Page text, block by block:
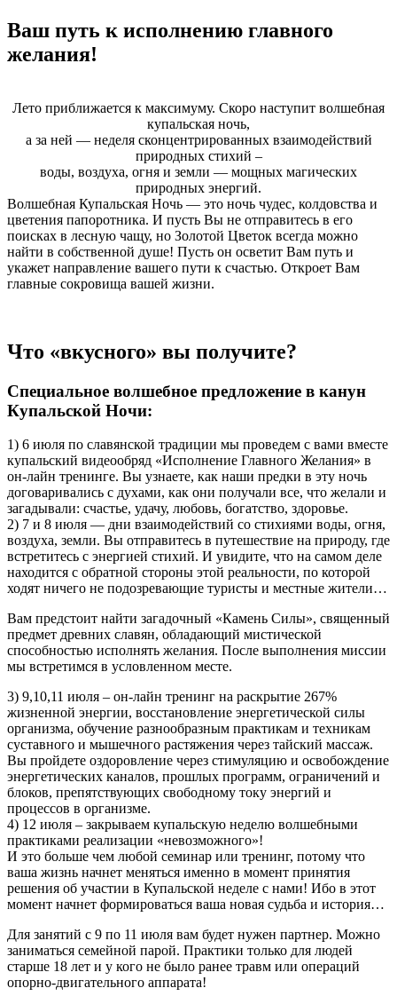
Ваш путь к исполнению главного
желания!
Лето приближается к максимуму. Скоро наступит волшебная
купальская ночь,
а за ней — неделя сконцентрированных взаимодействий
природных стихий –
воды, воздуха, огня и земли — мощных магических
природных энергий.
Волшебная Купальская Ночь — это ночь чудес, колдовства и
цветения папоротника. И пусть Вы не отправитесь в его
поисках в лесную чащу, но Золотой Цветок всегда можно
найти в собственной душе! Пусть он осветит Вам путь и
укажет направление вашего пути к счастью. Откроет Вам
главные сокровища вашей жизни.
Что «вкусного» вы получите?
Специальное волшебное предложение в канун
Купальской Ночи:
1) 6 июля по славянской традиции мы проведем с вами вместе
купальский видеообряд «Исполнение Главного Желания» в
он-лайн тренинге. Вы узнаете, как наши предки в эту ночь
договаривались с духами, как они получали все, что желали и
загадывали: счастье, удачу, любовь, богатство, здоровье.
2) 7 и 8 июля — дни взаимодействий со стихиями воды, огня,
воздуха, земли. Вы отправитесь в путешествие на природу, где
встретитесь с энергией стихий. И увидите, что на самом деле
находится с обратной стороны этой реальности, по которой
ходят ничего не подозревающие туристы и местные жители…
Вам предстоит найти загадочный «Камень Силы», священный
предмет древних славян, обладающий мистической
способностью исполнять желания. После выполнения миссии
мы встретимся в условленном месте.
3) 9,10,11 июля – он-лайн тренинг на раскрытие 267%
жизненной энергии, восстановление энергетической силы
организма, обучение разнообразным практикам и техникам
суставного и мышечного растяжения через тайский массаж.
Вы пройдете оздоровление через стимуляцию и освобождение
энергетических каналов, прошлых программ, ограничений и
блоков, препятствующих свободному току энергий и
процессов в организме.
4) 12 июля – закрываем купальскую неделю волшебными
практиками реализации «невозможного»!
И это больше чем любой семинар или тренинг, потому что
ваша жизнь начнет меняться именно в момент принятия
решения об участии в Купальской неделе с нами! Ибо в этот
момент начнет формироваться ваша новая судьба и история…
Для занятий с 9 по 11 июля вам будет нужен партнер. Можно
заниматься семейной парой. Практики только для людей
старше 18 лет и у кого не было ранее травм или операций
опорно-двигательного аппарата!